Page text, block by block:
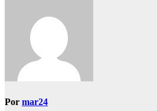
Por mar24